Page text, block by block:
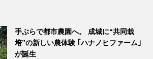
手ぶらで都市農園へ。 成城に“共同栽
培”の新しい農体験 ｢ハナノヒファーム｣
が誕生